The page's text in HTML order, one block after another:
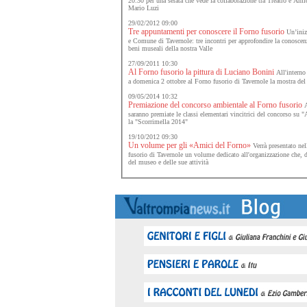
Mario Luzi
29/02/2012 09:00
Tre appuntamenti per conoscere il Forno fusorio
e Comune di Tavernole: tre incontri per approfondire la
beni museali della nostra Valle
27/09/2011 10:30
Al Forno fusorio la pittura di Luciano BoniniAll'interno
a domenica 2 ottobre al Forno fusorio di Tavernole la mostra
09/05/2014 10:32
Premiazione del concorso ambientale al Forno fusorio
saranno premiate le classi elementari vincitrici del concorso su
la "Scorrimella 2014"
19/10/2012 09:30
Un volume per gli «Amici del Forno»Verrà presentato
fusorio di Tavernole un volume dedicato all'organizzazione che,
del museo e delle sue attività